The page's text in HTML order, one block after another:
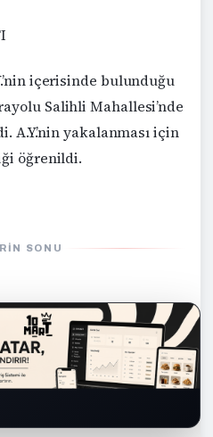
içerisinde bulunduğu
Salihli Mahallesi’nde
A.Y.’nin yakalanması için
öğrenildi.
SONU